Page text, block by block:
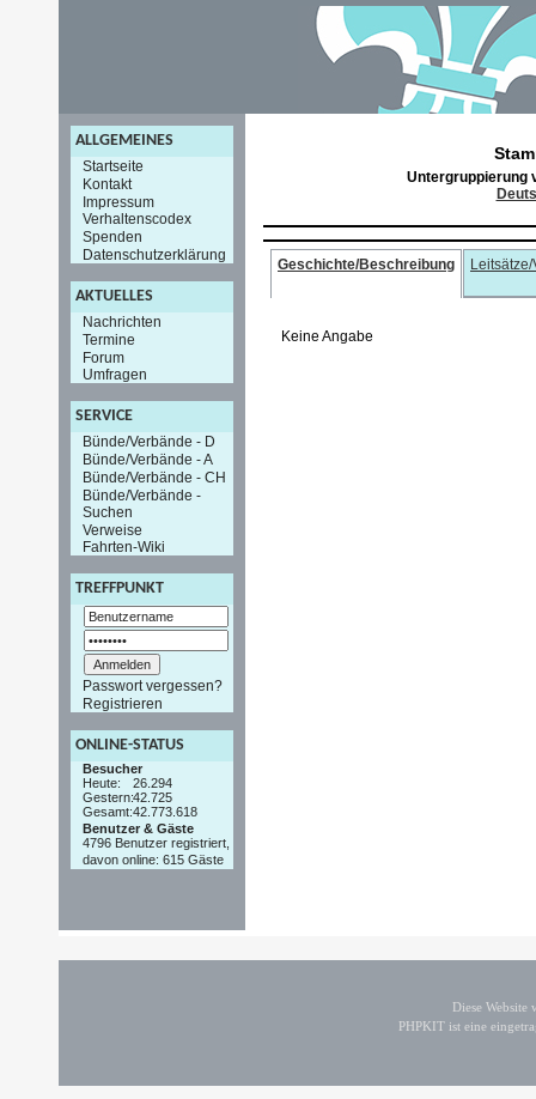
ALLGEMEINES
Startseite
Kontakt
Impressum
Verhaltenscodex
Spenden
Datenschutzerklärung
AKTUELLES
Nachrichten
Termine
Forum
Umfragen
SERVICE
Bünde/Verbände - D
Bünde/Verbände - A
Bünde/Verbände - CH
Bünde/Verbände -
Suchen
Verweise
Fahrten-Wiki
TREFFPUNKT
Passwort vergessen?
Registrieren
ONLINE-STATUS
Besucher
Heute:
26.294
Gestern:42.725
Gesamt:42.773.618
Benutzer & Gäste
4796 Benutzer registriert,
davon online: 615 Gäste
Untergruppierung
Geschichte/Beschreibung
Keine Angabe
Diese
PHPKIT ist eine